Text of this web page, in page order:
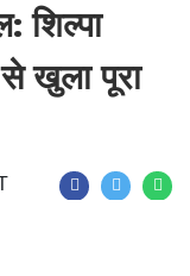
शिल्पा
खुला पूरा